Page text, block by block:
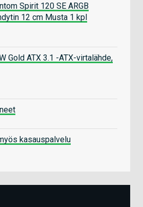
Spirit 120 SE ARGB
12 cm Musta 1 kpl
Gold ATX 3.1 -ATX-virtalähde,
kasauspalvelu